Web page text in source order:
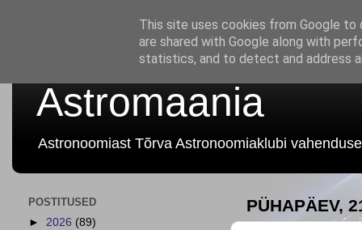
Astromaania
Astronoomiast Tõrva Astronoomiaklubi
PÜHAPÄEV,
POSTITUSED
► 2026 (89)
This site uses cookies from Google to
are shared with Google along with
statistics, and to detect and address